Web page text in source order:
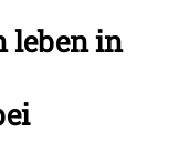
leben in